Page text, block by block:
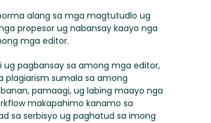
alang sa mga magtutudlo ug
propesor ug nabansay kaayo nga
mga editor.
pagbansay sa among mga editor,
plagiarism sumala sa among
pamaagi, ug labing maayo nga
makapahimo kanamo sa
sa serbisyo ug paghatud sa imong